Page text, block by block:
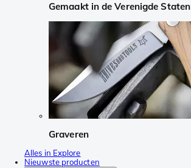
Gemaakt in de Verenigde Staten
Graveren
Alles in Explore
Nieuwste producten